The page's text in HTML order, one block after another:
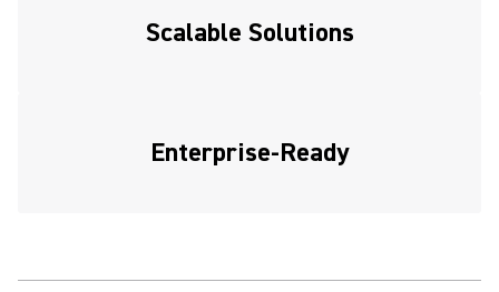
Scalable Solutions
Enterprise-Ready